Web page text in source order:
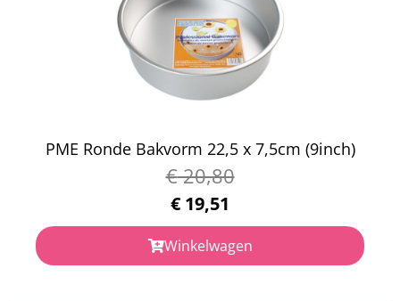
PME Ronde Bakvorm 22,5 x 7,5cm (9inch)
€20,80
€ 19,51
Winkelwagen